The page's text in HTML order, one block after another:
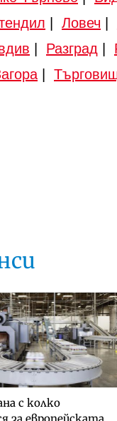
| Ловеч |
| Разград |
|
с колко